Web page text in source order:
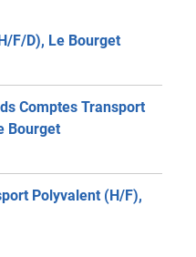
F/D), Le Bourget
Comptes Transport
Bourget
Polyvalent (H/F),